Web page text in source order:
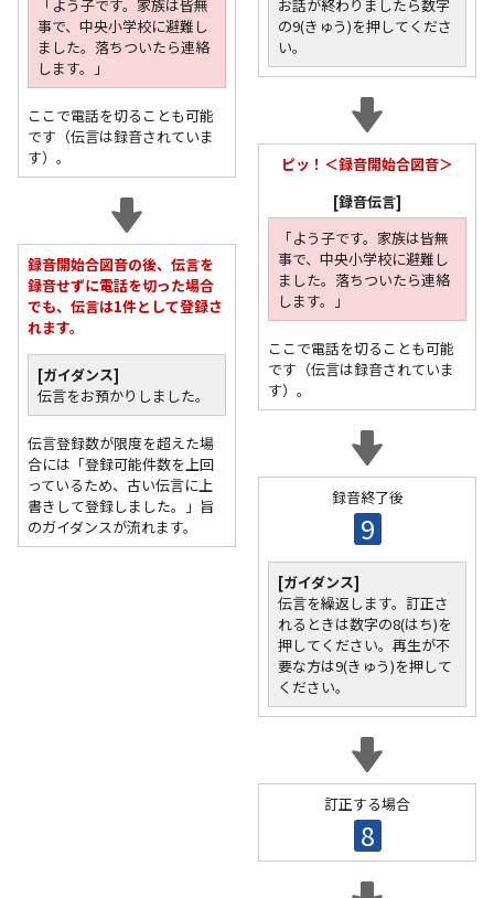
「よう子です。家族は皆無
事で、中央小学校に避難し
ました。落ちついたら連絡
します。」
ここで電話を切ることも可能
です（伝言は録音されていま
す）。
録音開始合図音の後、伝言を
録音せずに電話を切った場合
でも、伝言は1件として登録さ
れます。
[ガイダンス]
伝言をお預かりしました。
伝言登録数が限度を超えた場
合には「登録可能件数を上回
っているため、古い伝言に上
書きして登録しました。」旨
のガイダンスが流れます。
お話が終わりましたら数字
の9(きゅう)を押してくださ
い。
ピッ！＜録音開始合図音＞
[録音伝言]
「よう子です。家族は皆無
事で、中央小学校に避難し
ました。落ちついたら連絡
します。」
ここで電話を切ることも可能
です（伝言は録音されていま
す）。
録音終了後
9
[ガイダンス]
伝言を繰返します。訂正さ
れるときは数字の8(はち)を
押してください。再生が不
要な方は9(きゅう)を押して
ください。
訂正する場合
8